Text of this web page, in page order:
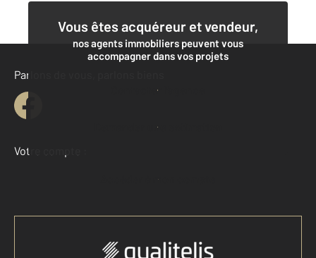
Vous êtes acquéreur et vendeur,
nos agents immobiliers peuvent vous
accompagner dans vos projets
Contacter l'agence
Demander une estimation
Parlons de vous, parlons biens
Votre compte :
Accéder à mon compte